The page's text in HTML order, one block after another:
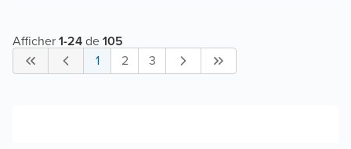
Afficher1-24de105
1
2 3